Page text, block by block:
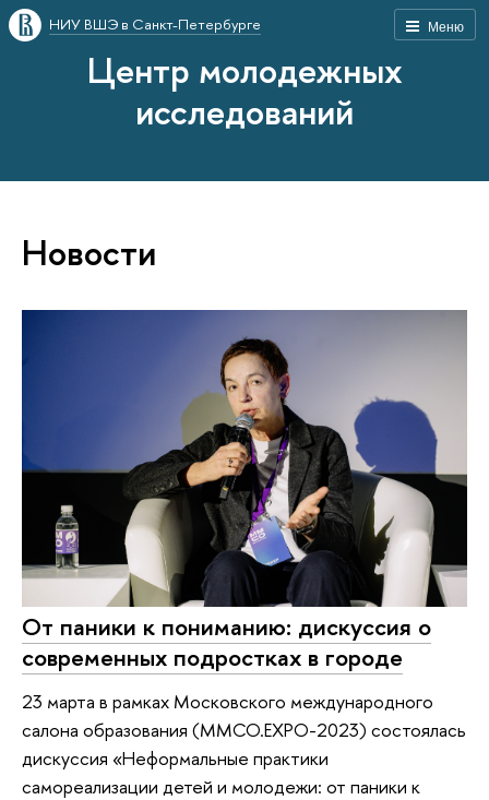
Меню
НИУ ВШЭ в Санкт-Петербурге
Центр молодежных
исследований
Новости
От паники к пониманию: дискуссия о
современных подростках в городе
23 марта в рамках Московского международного
салона образования (ММСО.EXPO-2023) состоялась
дискуссия «Неформальные практики
самореализации детей и молодежи: от паники к